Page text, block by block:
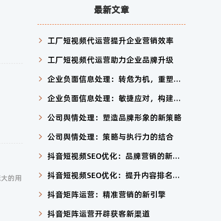
的用
最新文章
工厂短视频代运营提升企业营销效率
工厂短视频代运营助力企业品牌升级
企业负面信息处理：转危为机，重塑形象
企业负面信息处理：敏捷应对，构建信任
公司舆情处理：塑造品牌形象的新策略
公司舆情处理：策略与执行力的结合
抖音短视频SEO优化：品牌营销的新利器
抖音短视频SEO优化：提升内容排名与用户互动
抖音矩阵运营：精准营销的新引擎
抖音矩阵运营开辟获客新渠道